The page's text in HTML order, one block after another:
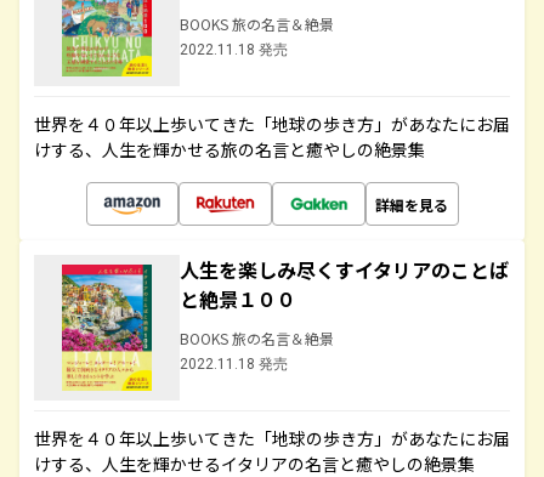
BOOKS 旅の名言＆絶景
2022.11.18 発売
世界を４０年以上歩いてきた「地球の歩き方」があなたにお届
けする、人生を輝かせる旅の名言と癒やしの絶景集
詳細を見る
人生を楽しみ尽くすイタリアのことば
と絶景１００
BOOKS 旅の名言＆絶景
2022.11.18 発売
世界を４０年以上歩いてきた「地球の歩き方」があなたにお届
けする、人生を輝かせるイタリアの名言と癒やしの絶景集